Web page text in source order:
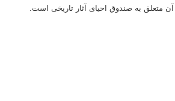
متعلق به صندوق احیای آثار تاریخی است.